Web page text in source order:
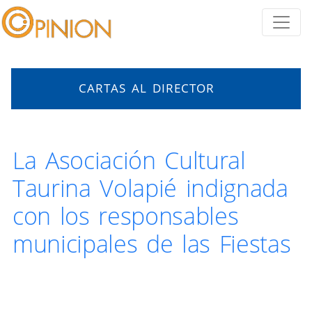
CARTAS AL DIRECTOR
La Asociación Cultural
Taurina Volapié indignada
con los responsables
municipales de las Fiestas